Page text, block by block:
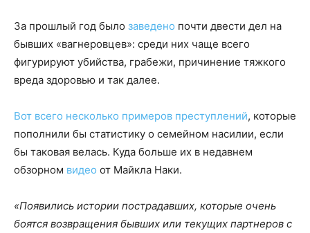
За прошлый год было заведено почти двести дел на
бывших «вагнеровцев»: среди них чаще всего
фигурируют убийства, грабежи, причинение тяжкого
вреда здоровью и так далее.
Вот всего несколько примеров преступлений, которые
пополнили бы статистику о семейном насилии, если
бы таковая велась. Куда больше их в недавнем
обзорном видео от Майкла Наки.
«Появились истории пострадавших, которые очень
боятся возвращения бывших или текущих партнеров с